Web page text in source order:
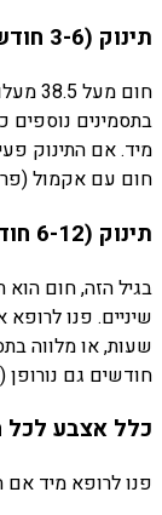
תינוק (3-6 חודשים)
חום
בתסמינים נוספים
מיד. אם התינוק
חום עם אקמול
תינוק (6-12 חודשים)
בגיל הזה, חום הוא
חודשים גם נורופן
כלל אצבע לכל
פנו לרופא מיד אם